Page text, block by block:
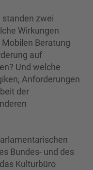
zwei
Wirkungen
Beratung
auf
Und welche
Anforderungen
der
Bundes- und des
Kulturbüro